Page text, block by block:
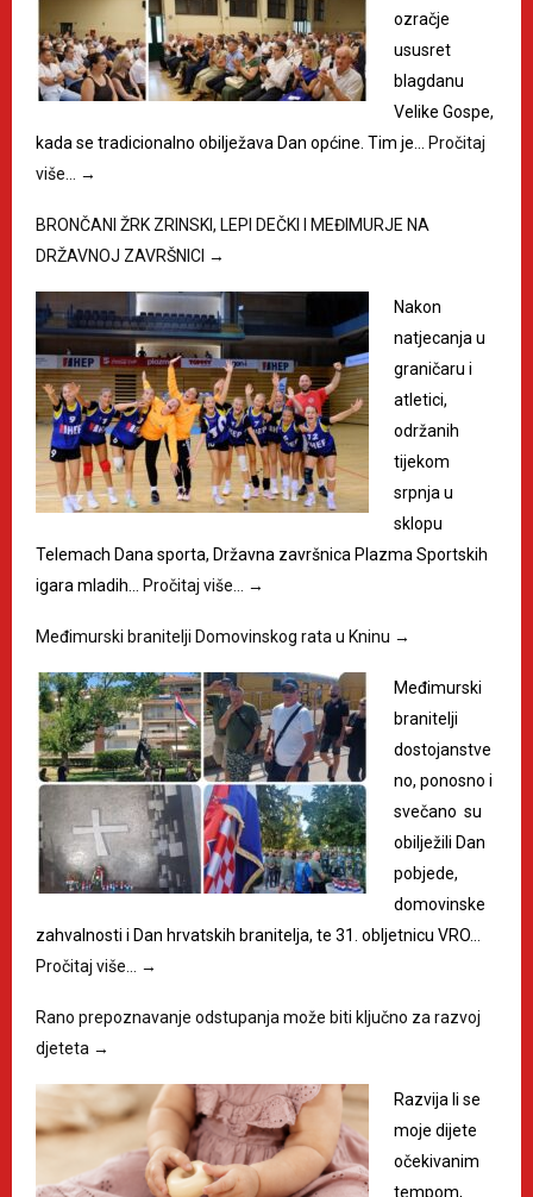
ozračje
ususret
blagdanu
Velike Gospe,
kada se tradicionalno obilježava Dan općine. Tim je…
Pročitaj
više…
→
BRONČANI ŽRK ZRINSKI, LEPI DEČKI I MEĐIMURJE NA
DRŽAVNOJ ZAVRŠNICI →
Nakon
natjecanja u
graničaru i
atletici,
održanih
tijekom
srpnja u
sklopu
Telemach Dana sporta, Državna završnica Plazma Sportskih
igara mladih…
Pročitaj više… →
Međimurski branitelji Domovinskog rata u Kninu →
Međimurski
branitelji
dostojanstve
no, ponosno i
svečano su
obilježili Dan
pobjede,
domovinske
zahvalnosti i Dan hrvatskih branitelja, te 31. obljetnicu VRO…
Pročitaj više…
→
Rano prepoznavanje odstupanja može biti ključno za razvoj
djeteta →
Razvija li se
moje dijete
očekivanim
tempom,